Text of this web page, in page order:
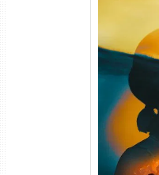
Silo 2ª
WEB-DL